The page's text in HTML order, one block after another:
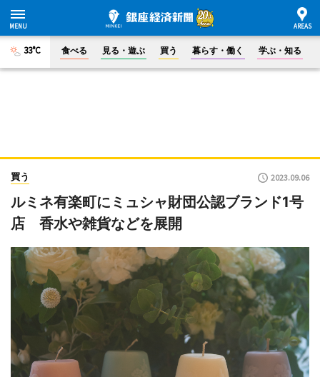
33°C 食べる 見る・遊ぶ 買う 暮らす・働く 学ぶ・知る
買う 2023.09.06
ルミネ有楽町にミュシャ財団公認ブランド1号
店 香水や雑貨などを展開